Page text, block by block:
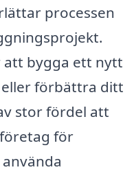
processen
att bygga ett nytt
förbättra ditt
stor fördel att
för